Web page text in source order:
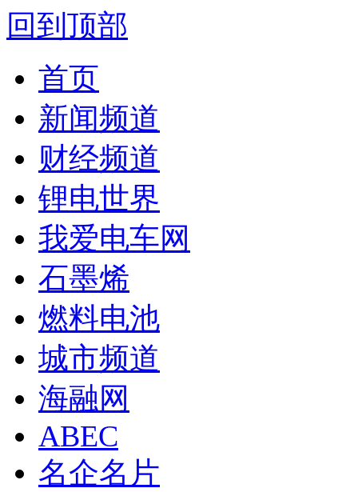
回到顶部
首页
新闻频道
财经频道
锂电世界
我爱电车网
石墨烯
燃料电池
城市频道
海融网
ABEC
名企名片